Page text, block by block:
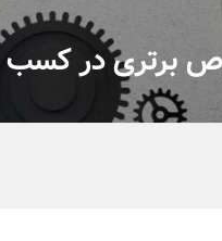
برتری در کسب